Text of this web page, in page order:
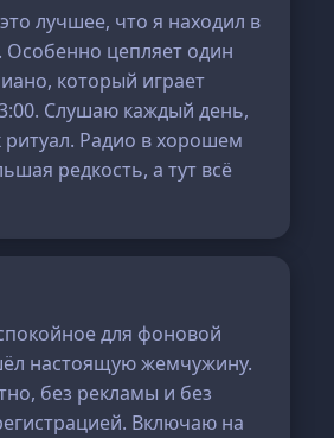
лучшее, что я находил в
Особенно цепляет один
который играет
Слушаю каждый день,
ритуал. Радио в хорошем
редкость, а тут всё
для фоновой
настоящую жемчужину.
без рекламы и без
Включаю на